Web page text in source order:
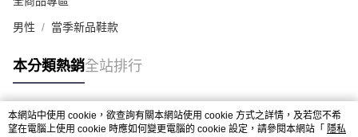
男性 當季新品鞋款
本分類熱銷全站排行
熱門標籤
本網站中使用 cookie，欲查詢有關本網站使用 cookie 方式之詳情，及若您不希
望在電腦上使用 cookie 時應如何變更電腦的 cookie 設定，請參閱本網站「 隱私